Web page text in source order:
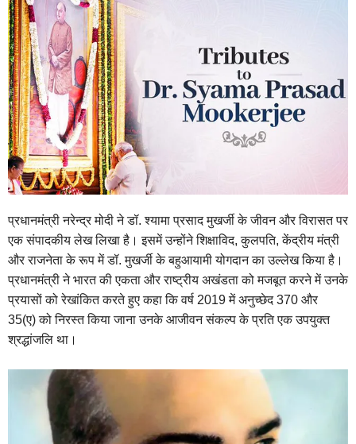
प्रधानमंत्री नरेन्द्र मोदी ने डॉ. श्यामा प्रसाद मुखर्जी के जीवन और विरासत पर
एक संपादकीय लेख लिखा है। इसमें उन्होंने शिक्षाविद, कुलपति, केंद्रीय मंत्री
और राजनेता के रूप में डॉ. मुखर्जी के बहुआयामी योगदान का उल्लेख किया है।
प्रधानमंत्री ने भारत की एकता और राष्ट्रीय अखंडता को मजबूत करने में उनके
प्रयासों को रेखांकित करते हुए कहा कि वर्ष 2019 में अनुच्छेद 370 और
35(ए) को निरस्त किया जाना उनके आजीवन संकल्प के प्रति एक उपयुक्त
श्रद्धांजलि था।